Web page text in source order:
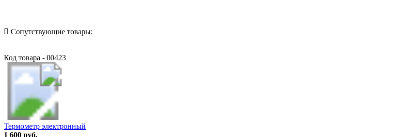
Сопутствующие товары:
Код товара - 00423
Термометр электронный
1 600 руб.